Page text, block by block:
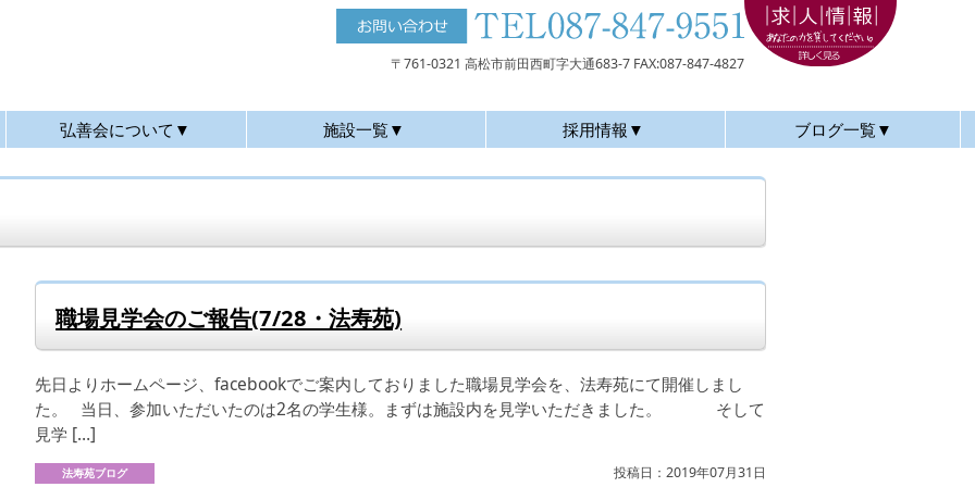
〒761-0321 高松市前田西町字大通683-7 FAX:087-847-4827
弘善会について▼ 施設一覧▼ 採用情報▼ ブログ一覧▼
職場見学会のご報告(7/28・法寿苑)
先日よりホームページ、facebookでご案内しておりました職場見学会を、法寿苑にて開催しまし
た。 当日、参加いただいたのは2名の学生様。まずは施設内を見学いただきました。 そして
見学 […]
法寿苑ブログ 投稿日：2019年07月31日